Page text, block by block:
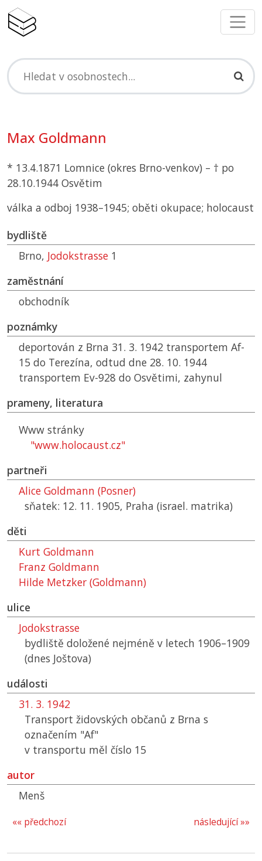
Max Goldmann
* 13.4.1871 Lomnice (okres Brno-venkov) – † po
28.10.1944 Osvětim
válka a odboj 1938–1945; oběti okupace; holocaust
bydliště
Brno, Jodokstrasse 1
zaměstnání
obchodník
poznámky
deportován z Brna 31. 3. 1942 transportem Af-
15 do Terezína, odtud dne 28. 10. 1944
transportem Ev-928 do Osvětimi, zahynul
prameny, literatura
Www stránky
"www.holocaust.cz"
partneři
Alice Goldmann (Posner)
sňatek: 12. 11. 1905, Praha (israel. matrika)
děti
Kurt Goldmann
Franz Goldmann
Hilde Metzker (Goldmann)
ulice
Jodokstrasse
bydliště doložené nejméně v letech 1906–1909
(dnes Joštova)
události
31. 3. 1942
Transport židovských občanů z Brna s
označením "Af"
v transportu měl číslo 15
autor
Menš
následující »»
«« předchozí